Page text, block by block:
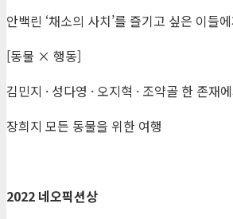
안백린 ‘채소의 사치’를 즐기고 싶은 이들
[동물 × 행동]
김민지 · 성다영 · 오지혁 · 조약골 한 존재
장희지 모든 동물을 위한 여행
2022 네오픽션상